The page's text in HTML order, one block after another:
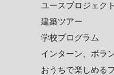
ユースプロジェクト
建築ツアー
学校プログラム
インターン、ボラ
おうちで楽しめる